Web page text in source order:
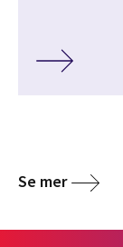
Se mer